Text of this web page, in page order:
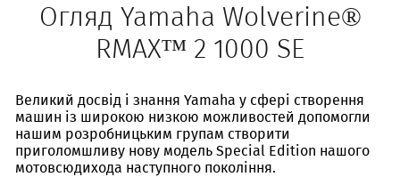
Огляд Yamaha Wolverine®
RMAX™ 2 1000 SE
Великий досвід і знання Yamaha у сфері створення
машин із широкою низкою можливостей допомогли
нашим розробницьким групам створити
приголомшливу нову модель Special Edition нашого
мотовсюдихода наступного покоління.